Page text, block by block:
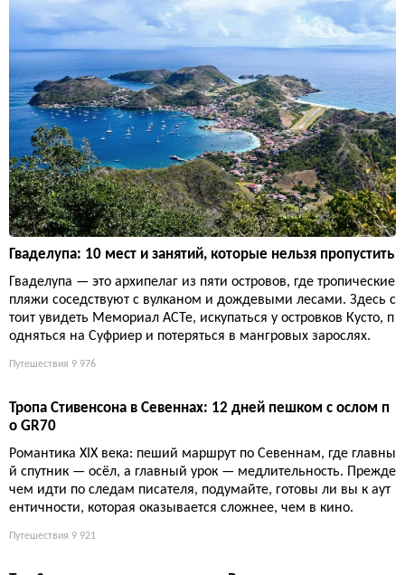
Рождественская сказка в замках Луары: шесть уникальны
х сценариев 2025 года
С 29 ноября по 4 января шесть замков Луары предстанут в пр
аздничных декорациях: от ледяной галереи Шенонсо до Али
сы в Стране чудес в Лоше. Это зрелище увидят более 200 000
гостей.
Путешествия 9 386
Гваделупа: 10 мест и занятий, которые нельзя пропустить